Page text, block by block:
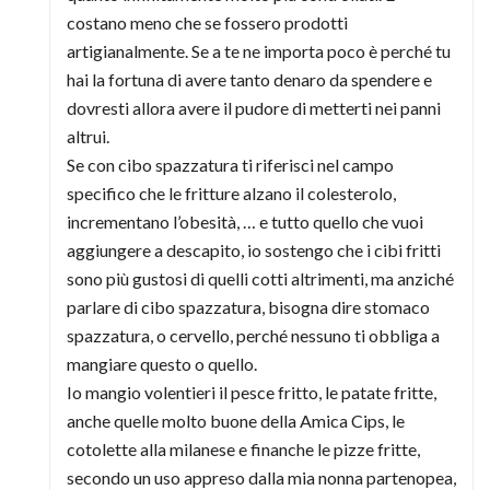
costano meno che se fossero prodotti
artigianalmente. Se a te ne importa poco è perché tu
hai la fortuna di avere tanto denaro da spendere e
dovresti allora avere il pudore di metterti nei panni
altrui.
Se con cibo spazzatura ti riferisci nel campo
specifico che le fritture alzano il colesterolo,
incrementano l’obesità, … e tutto quello che vuoi
aggiungere a descapito, io sostengo che i cibi fritti
sono più gustosi di quelli cotti altrimenti, ma anziché
parlare di cibo spazzatura, bisogna dire stomaco
spazzatura, o cervello, perché nessuno ti obbliga a
mangiare questo o quello.
Io mangio volentieri il pesce fritto, le patate fritte,
anche quelle molto buone della Amica Cips, le
cotolette alla milanese e finanche le pizze fritte,
secondo un uso appreso dalla mia nonna partenopea,